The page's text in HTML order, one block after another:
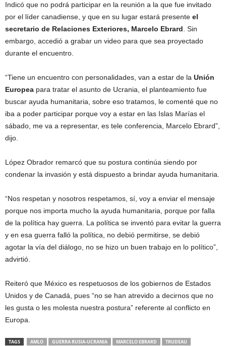
Indicó que no podrá participar en la reunión a la que fue invitado
por el líder canadiense, y que en su lugar estará presente el
secretario de Relaciones Exteriores, Marcelo Ebrard. Sin
embargo, accedió a grabar un video para que sea proyectado
durante el encuentro.
“Tiene un encuentro con personalidades, van a estar de la Unión
Europea para tratar el asunto de Ucrania, el planteamiento fue
buscar ayuda humanitaria, sobre eso tratamos, le comenté que no
iba a poder participar porque voy a estar en las Islas Marías el
sábado, me va a representar, es tele conferencia, Marcelo Ebrard”,
dijo.
López Obrador remarcó que su postura continúa siendo por
condenar la invasión y está dispuesto a brindar ayuda humanitaria.
“Nos respetan y nosotros respetamos, sí, voy a enviar el mensaje
porque nos importa mucho la ayuda humanitaria, porque por falla
de la política hay guerra. La política se inventó para evitar la guerra
y en esa guerra falló la política, no debió permitirse, se debió
agotar la vía del diálogo, no se hizo un buen trabajo en lo político”,
advirtió.
Reiteró que México es respetuosos de los gobiernos de Estados
Unidos y de Canadá, pues “no se han atrevido a decirnos que no
les gusta o les molesta nuestra postura” referente al conflicto en
Europa.​
TAGS AMLO GUERRA RUSIA-UCRANIA MARCELO EBRARD TRUDEAU